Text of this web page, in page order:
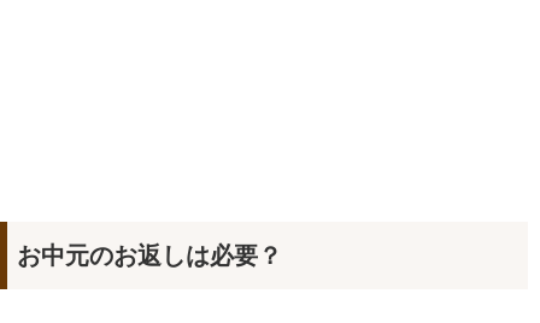
お中元のお返しは必要？